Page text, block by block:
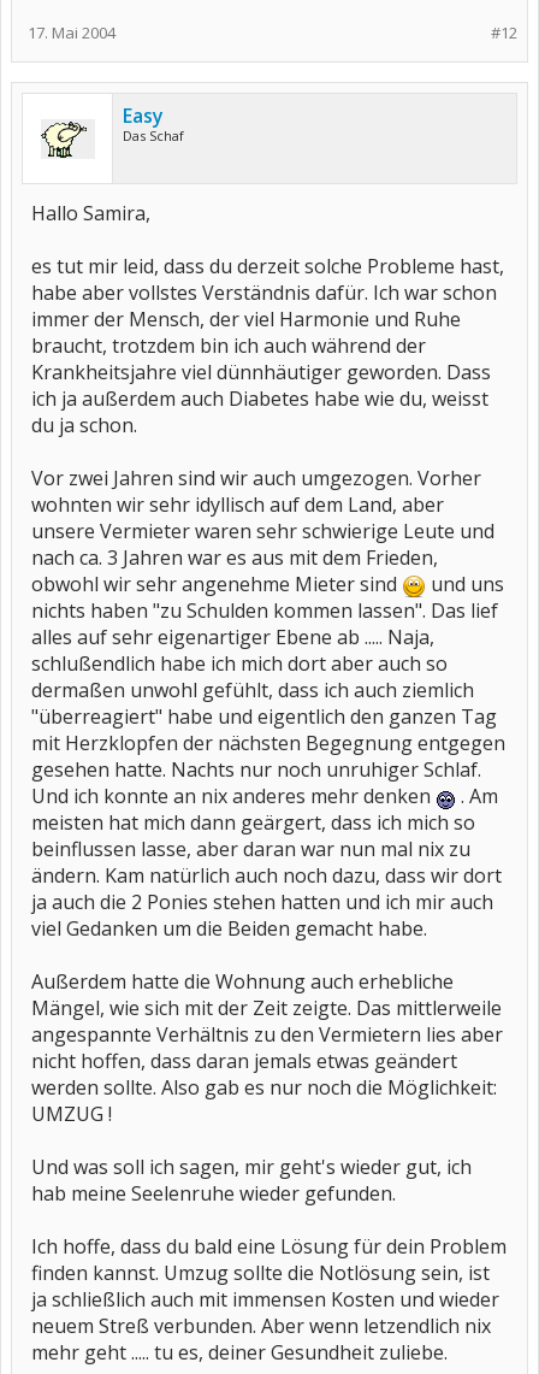
#12
17. Mai 2004
Easy
Das Schaf
Hallo Samira,
es tut mir leid, dass du derzeit solche Probleme hast,
habe aber vollstes Verständnis dafür. Ich war schon
immer der Mensch, der viel Harmonie und Ruhe
braucht, trotzdem bin ich auch während der
Krankheitsjahre viel dünnhäutiger geworden. Dass
ich ja außerdem auch Diabetes habe wie du, weisst
du ja schon.
Vor zwei Jahren sind wir auch umgezogen. Vorher
wohnten wir sehr idyllisch auf dem Land, aber
unsere Vermieter waren sehr schwierige Leute und
nach ca. 3 Jahren war es aus mit dem Frieden,
obwohl wir sehr angenehme Mieter sind
und uns
nichts haben "zu Schulden kommen lassen". Das lief
alles auf sehr eigenartiger Ebene ab ..... Naja,
schlußendlich habe ich mich dort aber auch so
dermaßen unwohl gefühlt, dass ich auch ziemlich
"überreagiert" habe und eigentlich den ganzen Tag
mit Herzklopfen der nächsten Begegnung entgegen
gesehen hatte. Nachts nur noch unruhiger Schlaf.
Und ich konnte an nix anderes mehr denken
. Am
meisten hat mich dann geärgert, dass ich mich so
beinflussen lasse, aber daran war nun mal nix zu
ändern. Kam natürlich auch noch dazu, dass wir dort
ja auch die 2 Ponies stehen hatten und ich mir auch
viel Gedanken um die Beiden gemacht habe.
Außerdem hatte die Wohnung auch erhebliche
Mängel, wie sich mit der Zeit zeigte. Das mittlerweile
angespannte Verhältnis zu den Vermietern lies aber
nicht hoffen, dass daran jemals etwas geändert
werden sollte. Also gab es nur noch die Möglichkeit:
UMZUG !
Und was soll ich sagen, mir geht's wieder gut, ich
hab meine Seelenruhe wieder gefunden.
Ich hoffe, dass du bald eine Lösung für dein Problem
finden kannst. Umzug sollte die Notlösung sein, ist
ja schließlich auch mit immensen Kosten und wieder
neuem Streß verbunden. Aber wenn letzendlich nix
mehr geht ..... tu es, deiner Gesundheit zuliebe.